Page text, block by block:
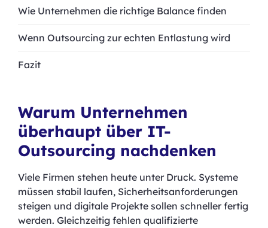
Wie Unternehmen die richtige Balance finden
Wenn Outsourcing zur echten Entlastung wird
Fazit
Warum Unternehmen
überhaupt über IT-
Outsourcing nachdenken
Viele Firmen stehen heute unter Druck. Systeme
müssen stabil laufen, Sicherheitsanforderungen
steigen und digitale Projekte sollen schneller fertig
werden. Gleichzeitig fehlen qualifizierte